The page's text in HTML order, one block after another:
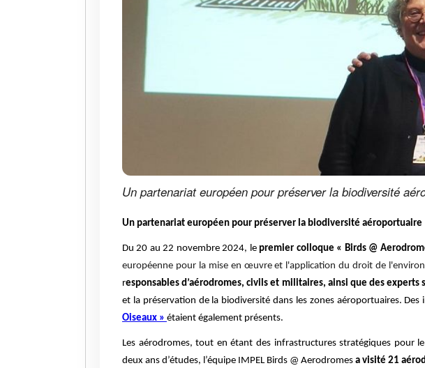
Un partenariat européen pour préserver la biodiversité
Un partenariat européen pour préserver la biodiversité aéroportuaire
Du 20 au 22 novembre 2024, lepremier colloque « Birds @
européenne pour la mise en œuvre et l'application du droit de
responsables d’aérodromes, civils et militaires, ainsi que des experts
et la préservation de la biodiversité dans les zones aéroportuaires.
Oiseaux » étaient également présents.
Les aérodromes, tout en étant des infrastructures stratégiques pour
deux ans d’études, l’équipe IMPEL Birds @ Aerodromes a visité 21